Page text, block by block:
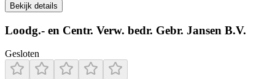
Bekijk details
Loodg.- en Centr. Verw. bedr. Gebr. Jansen B.V.
Gesloten